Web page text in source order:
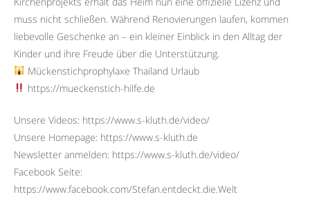
muss nicht schließen. Während Renovierungen laufen, kommen
liebevolle Geschenke an – ein kleiner Einblick in den Alltag der
Kinder und ihre Freude über die Unterstützung.
Mückenstichprophylaxe Thailand Urlaub
https://mueckenstich-hilfe.de
Unsere Videos: https://www.s-kluth.de/video/
Unsere Homepage: https://www.s-kluth.de
Newsletter anmelden: https://www.s-kluth.de/video/
Facebook Seite:
https://www.facebook.com/Stefan.entdeckt.die.Welt